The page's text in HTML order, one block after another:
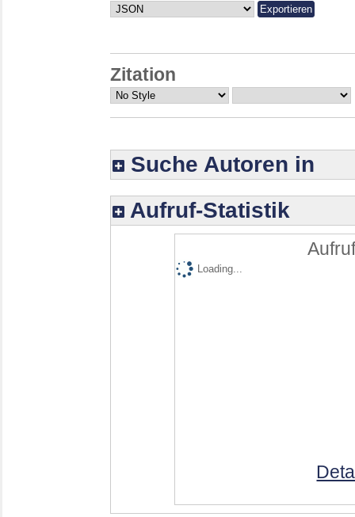
Zitation
Suche Autoren in
Aufruf-Statistik
Loading...